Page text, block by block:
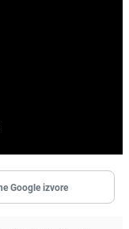
Google izvore